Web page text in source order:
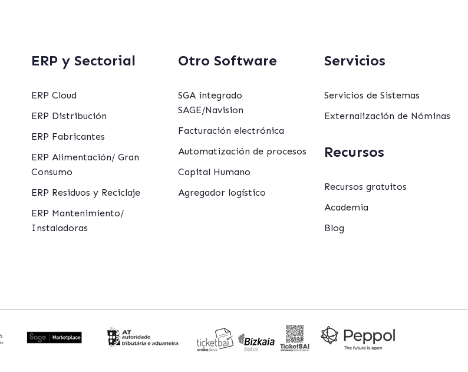
ERP y Sectorial
ERP Cloud
ERP Distribución
ERP Fabricantes
ERP Alimentación/ Gran
Consumo
ERP Residuos y Reciclaje
ERP Mantenimiento/
Instaladoras
Otro Software
SGA integrado
SAGE/Navision
Facturación electrónica
Automatización de procesos
Capital Humano
Agregador logístico
Servicios
Servicios de Sistemas
Externalización de Nóminas
Recursos
Recursos gratuitos
Academia
Blog